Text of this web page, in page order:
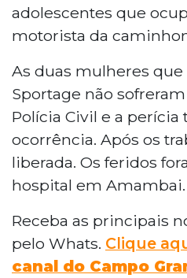
adolescentes que
motorista da
As duas mulheres que
Sportage não
Polícia Civil e a
ocorrência. Após os
liberada. Os feridos
hospital em Amambai.
Receba as principais
pelo Whats. Clique
canal do Campo